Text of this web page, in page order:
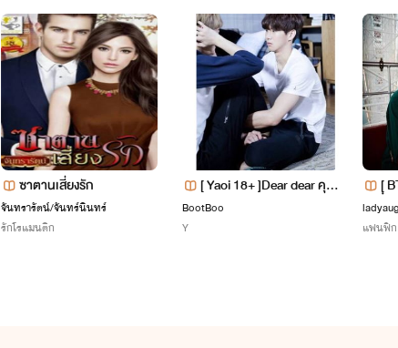
เมเปิ้ล
นักศึกษาปริญญาโทของมหาลัยชื่อดังแห่งหนึ่
บางครั้งก็เรียบร้อย บางครั้งก็ร้ายจนใครก็ฉุดไม่
-----
"อยากได้คนเปย์ค่ะ รบกวนฟ้าช่วยส่งมาให้สักคนได้มั้
ซาตานเสี่ยงรัก
จันทรารัตน์/จันทร์นินทร์
รักโรแมนติก
[ Yaoi 18+ ]Dear dear คุณ
หนูที่รัก❤️
BootBoo
Y
[ฺ
แฟนฟิก